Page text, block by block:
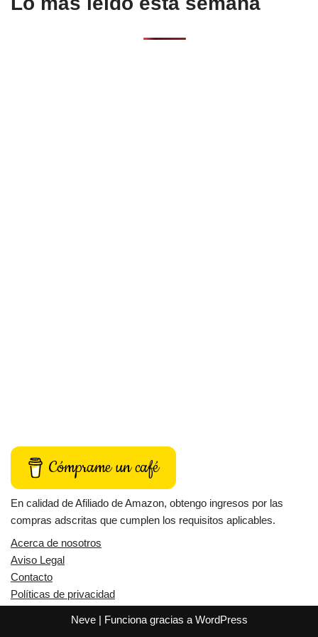
Cómprame un café
En calidad de Afiliado de Amazon, obtengo ingresos por las
compras adscritas que cumplen los requisitos aplicables.
Acerca de nosotros
Aviso Legal
Contacto
Políticas de privacidad
Neve| Funciona gracias a WordPress